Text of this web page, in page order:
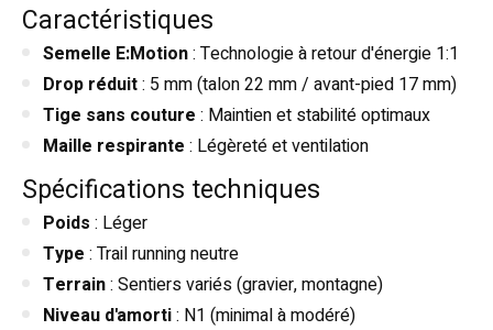
Caractéristiques
Semelle E:Motion: Technologie à retour d'énergie 1:1
Drop réduit: 5 mm (talon 22 mm / avant-pied 17 mm)
Tige sans couture : Maintien et stabilité optimaux
Maille respirante : Légèreté et ventilation
Spécifications techniques
Poids : Léger
Type : Trail running neutre
Terrain: Sentiers variés (gravier, montagne)
Niveau d'amorti: N1 (minimal à modéré)